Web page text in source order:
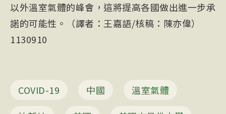
以外溫室氣體的峰會，這將提高各國做出進一步承
諾的可能性。（譯者：王嘉語/核稿：陳亦偉）
1130910
COVID-19 中國
溫室氣體